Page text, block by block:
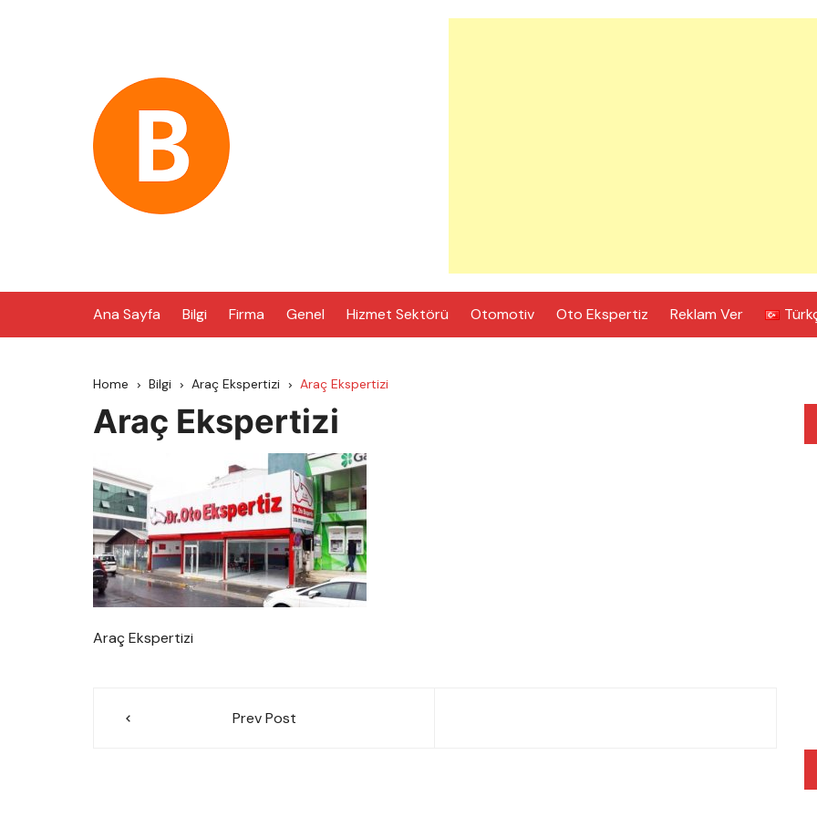
Ana Sayfa Bilgi Firma Genel Hizmet Sektörü Otomotiv Oto Ekspertiz Reklam Ver
Home Bilgi Araç Ekspertizi Araç Ekspertizi
Araç Ekspertizi
Araç Ekspertizi
Prev Post